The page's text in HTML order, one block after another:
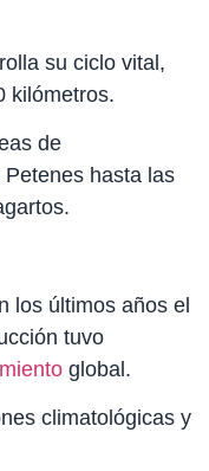
su ciclo vital,
kilómetros.
de
hasta las
los últimos años el
tuvo
global.
climatológicas y